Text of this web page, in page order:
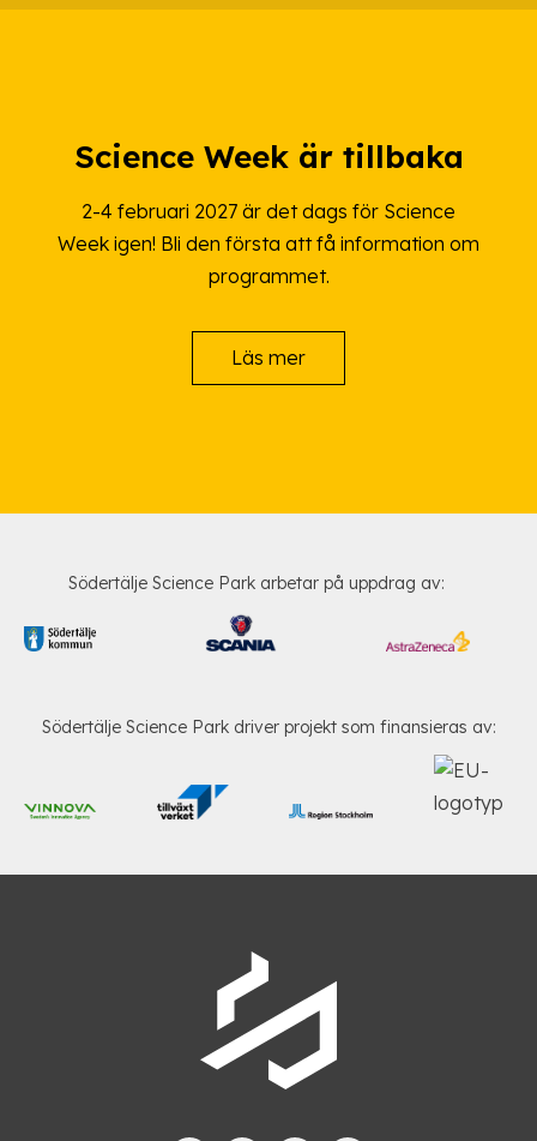
Science Week är tillbaka
2-4 februari 2027 är det dags för Science
Week igen! Bli den första att få information om
programmet.
Läs mer
Södertälje Science Park arbetar på uppdrag av:
Södertälje Science Park driver projekt som finansieras av: